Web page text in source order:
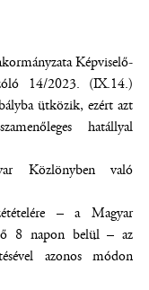
Képviselő-
14/2023. (IX.14.)
ütközik, ezért azt
hatállyal
Közlönyben való
– a Magyar
8 napon belül – az
azonos módon